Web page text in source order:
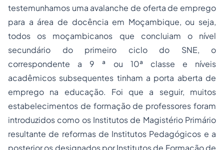
testemunhamos uma avalanche de oferta de emprego
para a área de docência em Moçambique, ou seja,
todos os moçambicanos que concluiam o nível
secundário do primeiro ciclo do SNE, o
correspondente a 9 ª ou 10ª classe e níveis
acadêmicos subsequentes tinham a porta aberta de
emprego na educação. Foi que a seguir, muitos
estabelecimentos de formação de professores foram
introduzidos como os Institutos de Magistério Primário
resultante de reformas de Institutos Pedagógicos e a